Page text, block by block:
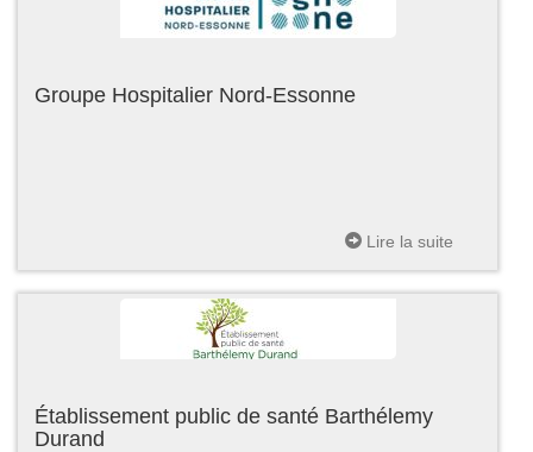
Groupe Hospitalier Nord-Essonne
Lire la suite
Établissement public de santé Barthélemy
Durand